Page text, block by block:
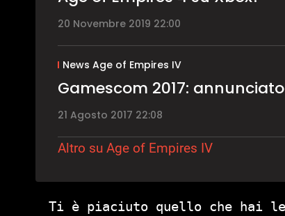
20 Novembre 2019 22:00
News Age of Empires IV
Gamescom 2017:
21 Agosto 2017 22:08
Altro su Age of Empires IV
Ti è piaciuto quello che hai